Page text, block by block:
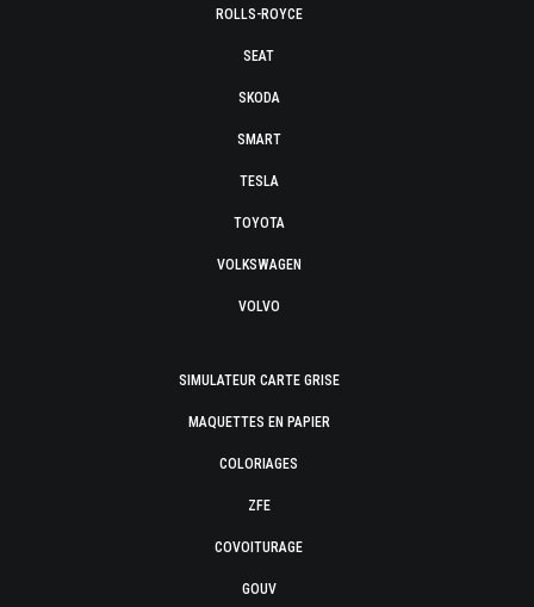
ROLLS-ROYCE
SEAT
SKODA
SMART
TESLA
TOYOTA
VOLKSWAGEN
VOLVO
SIMULATEUR CARTE GRISE
MAQUETTES EN PAPIER
COLORIAGES
ZFE
COVOITURAGE
GOUV